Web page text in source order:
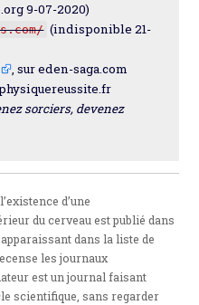
9-07-2020)
(indisponible 21-
, sur eden-saga.com
sorciers, devenez
d’une
du cerveau est publié dans
dans la liste de
les journaux
est un journal faisant
scientifique, sans regarder